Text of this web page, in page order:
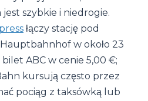
jest szybkie i niedrogie.
łączy stację pod
w około 23
ABC w cenie 5,00 €;
kursują często przez
pociąg z taksówką lub